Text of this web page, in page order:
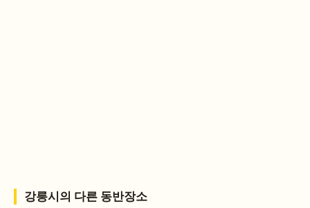
강릉시 의 다른 동반장소